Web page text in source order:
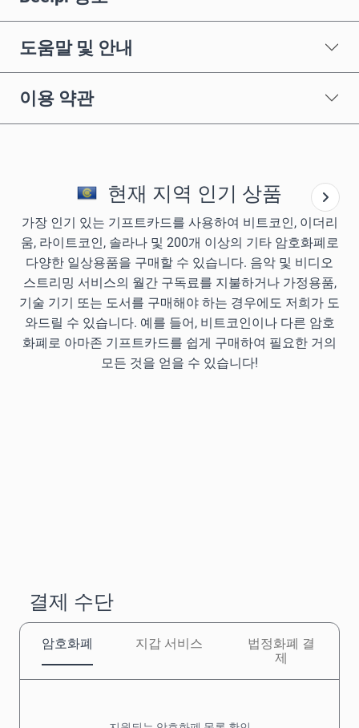
도움말 및 안내
이용 약관
현재 지역 인기 상품
가장 인기 있는 기프트카드를 사용하여 비트코인, 이더리
움, 라이트코인, 솔라나 및 200개 이상의 기타 암호화폐로
다양한 일상용품을 구매할 수 있습니다. 음악 및 비디오
스트리밍 서비스의 월간 구독료를 지불하거나 가정용품,
기술 기기 또는 도서를 구매해야 하는 경우에도 저희가 도
와드릴 수 있습니다. 예를 들어, 비트코인이나 다른 암호
화폐로 아마존 기프트카드를 쉽게 구매하여 필요한 거의
모든 것을 얻을 수 있습니다!
결제 수단
암호화폐 지갑 서비스
법정화폐 결
제